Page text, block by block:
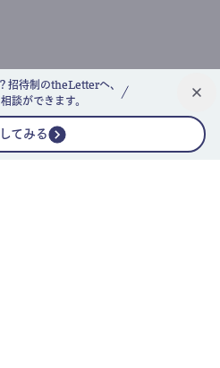
招待制のtheLetterへ、
談ができます。
てみる